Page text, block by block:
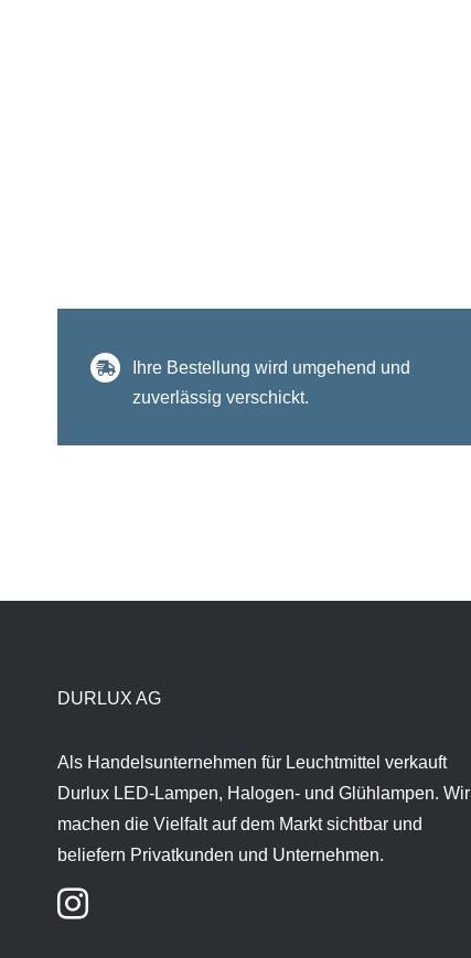
Ihre Bestellung wird umgehend und
zuverlässig verschickt.
DURLUX AG
Als Handelsunternehmen für Leuchtmittel verkauft
Durlux LED-Lampen, Halogen- und Glühlampen. Wir
machen die Vielfalt auf dem Markt sichtbar und
beliefern Privatkunden und Unternehmen.